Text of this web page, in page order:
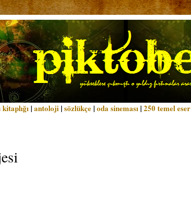
|antoloji |sözlükçe |oda sineması |250 temel eser